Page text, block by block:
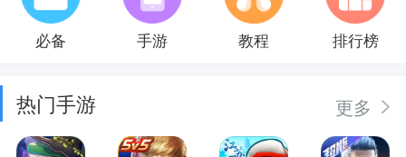
必备 手游 教程 排行榜
热门手游 更多